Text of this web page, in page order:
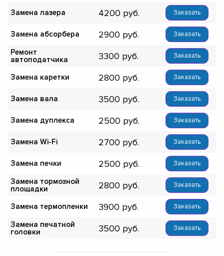
Замена лазера 4200 Заказать
Замена абсорбера 2900 Заказать
Ремонт
автоподатчика
3300 Заказать
Замена каретки 2800 Заказать
Замена вала 3500 Заказать
Замена дуплекса 2500 Заказать
Замена Wi-Fi 2700 Заказать
Замена печки 2500 Заказать
Замена тормозной
площадки
2800 Заказать
Замена термопленки 3900 Заказать
Замена печатной
головки
3500 Заказать